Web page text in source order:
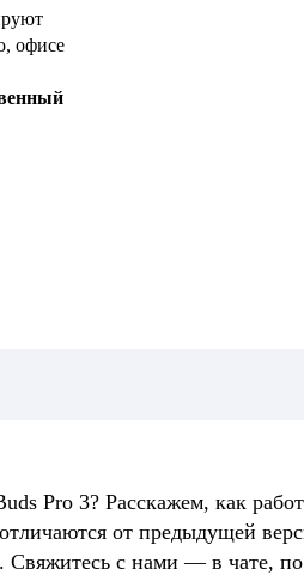
офисе
Pro 3? Расскажем, как
от предыдущей
Свяжитесь с нами — в чате,